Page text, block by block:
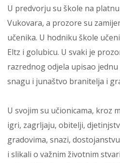
U predvorju su škole na
Vukovara, a prozore su
učenika. U hodniku škole
Eltz i golubicu. U svaki je
razrednog odjela upisao
snagu i junaštvo branitelja i
U svojim su učionicama, kroz
igri, zagrljaju, obitelji,
gradovima, snazi,
i slikali o važnim životnim